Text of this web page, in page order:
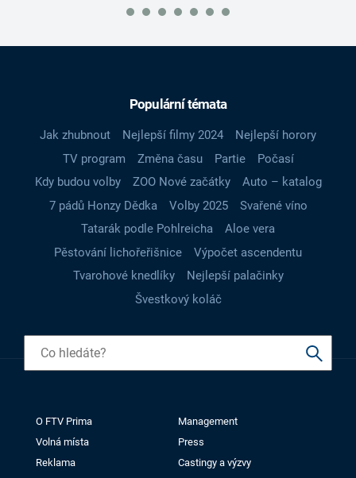
Populární témata
Jak zhubnout Nejlepší filmy 2024
Nejlepší horory
TV program
Změna času Partie
Počasí
Kdy budou volby
ZOO Nové začátky
Auto – katalog
7 pádů Honzy Dědka
Volby 2025
Svařené víno
Tatarák podle Pohlreicha
Aloe vera
Pěstování lichořeřišnice
Výpočet ascendentu
Tvarohové knedlíky
Nejlepší palačinky
Švestkový koláč
O FTV Prima
Management
Volná místa
Press
Reklama
Castingy a výzvy